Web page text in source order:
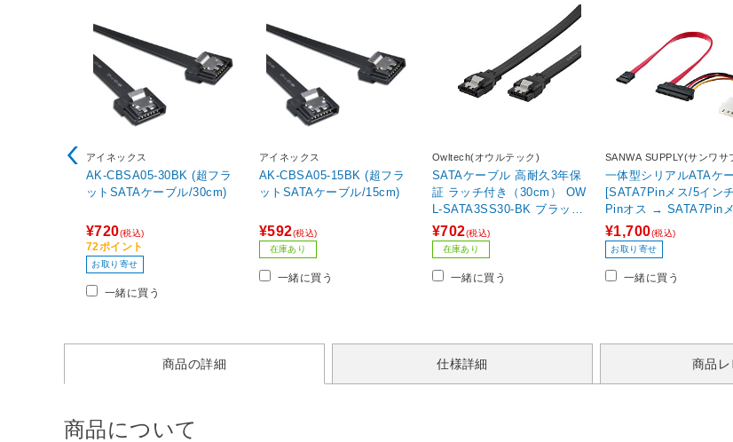
アイネックス
AK-CBSA05-30BK (超フラ
ットSATAケーブル/30cm)
¥720(税込)
72ポイント
お取り寄せ
一緒に買う
アイネックス
AK-CBSA05-15BK (超フラ
ットSATAケーブル/15cm)
¥592(税込)
在庫あり
一緒に買う
Owltech(オウルテック)
SATAケーブル 高耐久3年保
証 ラッチ付き（30cm） OW
L-SATA3SS30-BK ブラック
【864】
¥702(税込)
在庫あり
一緒に買う
SANWA SUPPLY(サンワサ
イ)
一体型シリアルATAケ
[SATA7Pinメス/5イン
Pinオス → SATA7Pin
SATA15Pinメス一体型]
m TK-PWSATA7-03
¥1,700(税込)
お取り寄せ
一緒に買う
商品の詳細 仕様詳細 商品レ
商品について